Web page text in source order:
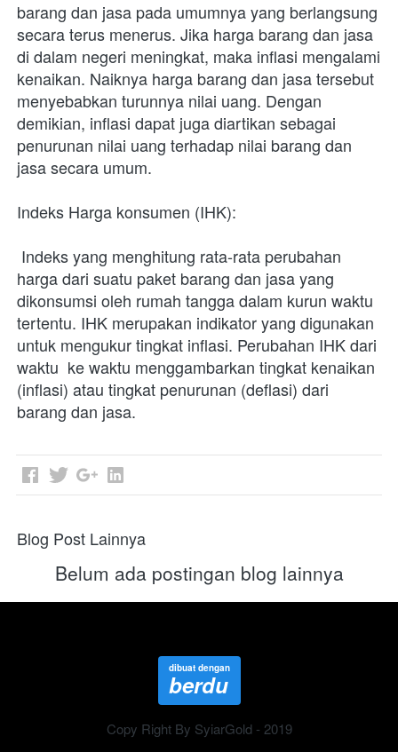
barang dan jasa pada umumnya yang berlangsung
secara terus menerus. Jika harga barang dan jasa
di dalam negeri meningkat, maka inflasi mengalami
kenaikan. Naiknya harga barang dan jasa tersebut
menyebabkan turunnya nilai uang. Dengan
demikian, inflasi dapat juga diartikan sebagai
penurunan nilai uang terhadap nilai barang dan
jasa secara umum.
Indeks Harga konsumen (IHK):
harga dari suatu paket barang dan jasa yang
dikonsumsi oleh rumah tangga dalam kurun waktu
tertentu. IHK merupakan indikator yang digunakan
untuk mengukur tingkat inflasi. Perubahan IHK dari
waktu  ke waktu menggambarkan tingkat kenaikan
(inflasi) atau tingkat penurunan (deflasi) dari
barang dan jasa.
Blog Post Lainnya
Belum ada postingan blog lainnya
dibuat dengan
berdu
Copy Right By SyiarGold - 2019